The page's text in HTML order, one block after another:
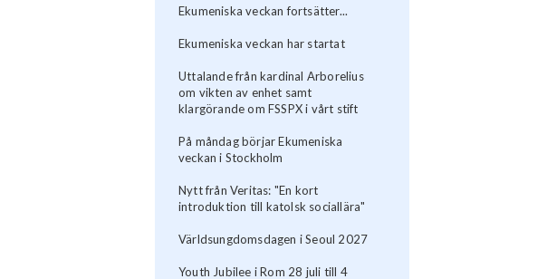
Ekumeniska veckan fortsätter...
Ekumeniska veckan har startat
Uttalande från kardinal Arborelius
om vikten av enhet samt
klargörande om FSSPX i vårt stift
På måndag börjar Ekumeniska
veckan i Stockholm
Nytt från Veritas: "En kort
introduktion till katolsk sociallära"
Världsungdomsdagen i Seoul 2027
Youth Jubilee i Rom 28 juli till 4